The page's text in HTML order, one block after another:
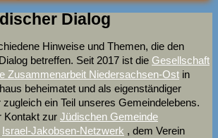
Dialog
Hinweise und Themen, die den
betreffen. Seit 2017 ist die Gesellschaft
Zusammenarbeit Niedersachsen-Ost in
beheimatet und als eigenständiger
ein Teil unseres Gemeindelebens.
Kontakt zur Jüdischen Gemeinde
Israel-Jakobsen-Netzwerk , dem Verein